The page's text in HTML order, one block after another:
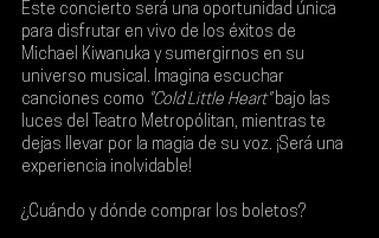
Este concierto será una oportunidad única
para disfrutar en vivo de los éxitos de
Michael Kiwanuka y sumergirnos en su
universo musical. Imagina escuchar
canciones como "Cold Little Heart" bajo las
luces del Teatro Metropólitan, mientras te
dejas llevar por la magia de su voz. ¡Será una
experiencia inolvidable!
¿Cuándo y dónde comprar los boletos?